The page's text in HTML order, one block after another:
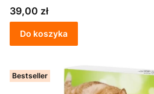
Cena
39,00 zł
Do koszyka
Bestseller